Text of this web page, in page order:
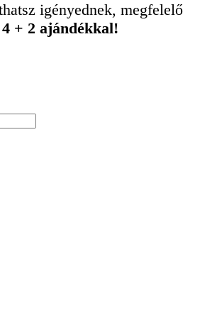
igényednek, megfelelő
4 + 2 ajándékkal!